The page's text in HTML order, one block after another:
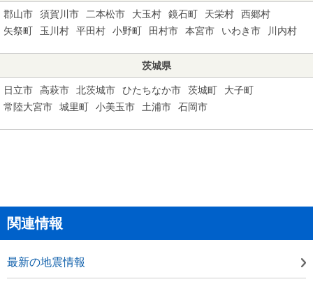
郡山市 須賀川市 二本松市 大玉村 鏡石町 天栄村
西郷村
矢祭町
玉川村 平田村 小野町 田村市 本宮市 いわき市 川内村
茨城県
日立市 高萩市 北茨城市 ひたちなか市 茨城町
大子町
常陸大宮市
城里町 小美玉市 土浦市 石岡市
関連情報
最新の地震情報